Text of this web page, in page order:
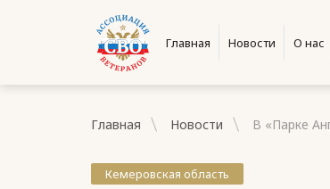
Главная Новости О нас
Главная Новости В «Парке
Кемеровская область